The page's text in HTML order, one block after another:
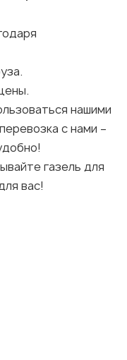
нашими
с нами –
газель для
вас!